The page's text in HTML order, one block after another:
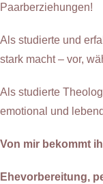
Paarberziehungen!
Als studierte und
stark macht – vor,
Als studierte
emotional und
Von mir bekommt
Ehevorbereitung,